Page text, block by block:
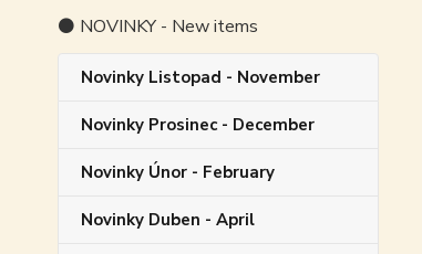
⚫ NOVINKY - New items
Novinky Listopad - November
Novinky Prosinec - December
Novinky Únor - February
Novinky Duben - April